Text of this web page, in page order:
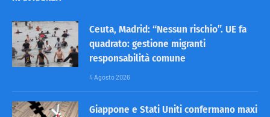
Ceuta, Madrid: “Nessun rischio”. UE fa
quadrato: gestione migranti
responsabilità comune
4 Agosto 2026
Giappone e Stati Uniti confermano maxi